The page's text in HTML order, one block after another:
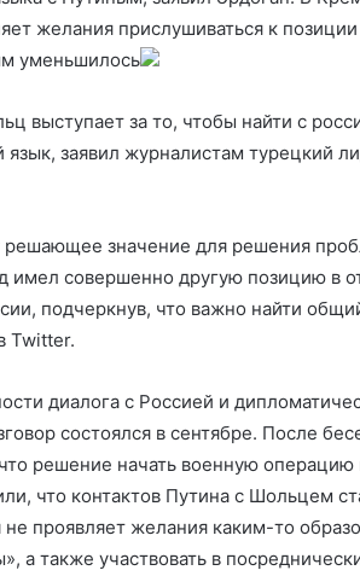
желания прислушиваться к
уменьшилось
выступает за то, чтобы найти с
заявил журналистам турецкий
решающее значение для решения
имел совершенно другую позицию в
подчеркнув, что важно найти
Twitter.
диалога с Россией и
состоялся в сентябре. После
решение начать военную
что контактов Путина с Шольцем
проявляет желания каким-то
а также участвовать в
Карта на 14 сентября